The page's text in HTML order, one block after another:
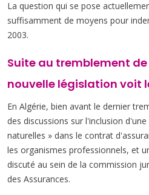
La question qui se pose
suffisamment de moyens pour
2003.
Suite au tremblement
nouvelle législation voit
En Algérie, bien avant le dernier
des discussions sur l'inclusion
naturelles » dans le contrat
les organismes professionnels, et
discuté au sein de la commission
des Assurances.